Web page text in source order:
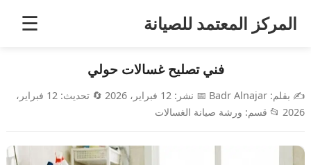
المركز المعتمد للصيانة ☰
فني تصليح غسالات حولي
✍️ بقلم: Badr Alnajar
📅 نشر: 12 فبراير، 2026 🔄 تحديث:
12 فبراير،
2026
📂 قسم: ورشة صيانة الغسالات